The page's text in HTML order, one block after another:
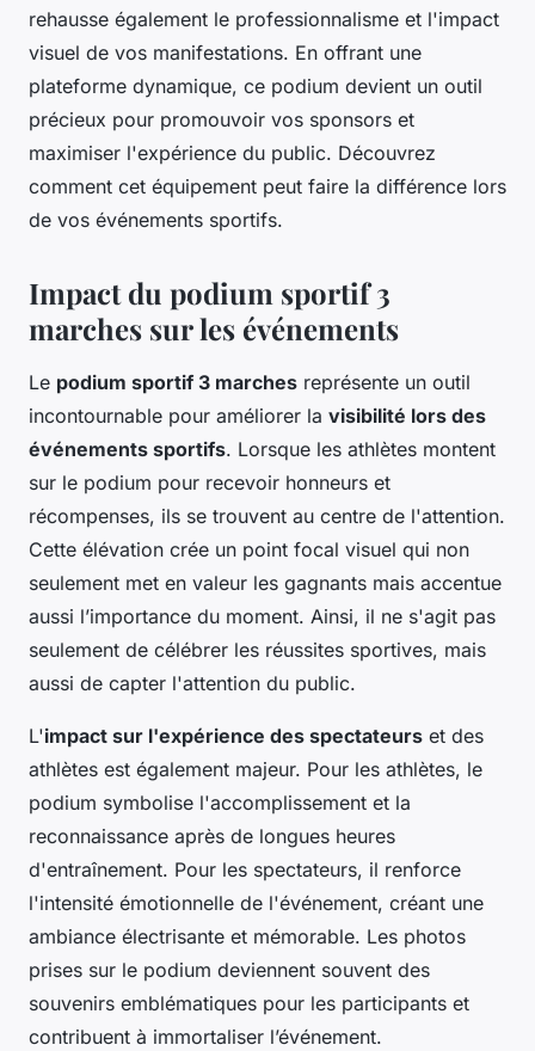
rehausse également le professionnalisme et l'impact
visuel de vos manifestations. En offrant une
plateforme dynamique, ce podium devient un outil
précieux pour promouvoir vos sponsors et
maximiser l'expérience du public. Découvrez
comment cet équipement peut faire la différence lors
de vos événements sportifs.
Impact du podium sportif 3
marches sur les événements
Le podium sportif 3 marches représente un outil
incontournable pour améliorer la visibilité lors des
événements sportifs. Lorsque les athlètes montent
sur le podium pour recevoir honneurs et
récompenses, ils se trouvent au centre de l'attention.
Cette élévation crée un point focal visuel qui non
seulement met en valeur les gagnants mais accentue
aussi l’importance du moment. Ainsi, il ne s'agit pas
seulement de célébrer les réussites sportives, mais
aussi de capter l'attention du public.
L'impact sur l'expérience des spectateurs et des
athlètes est également majeur. Pour les athlètes, le
podium symbolise l'accomplissement et la
reconnaissance après de longues heures
d'entraînement. Pour les spectateurs, il renforce
l'intensité émotionnelle de l'événement, créant une
ambiance électrisante et mémorable. Les photos
prises sur le podium deviennent souvent des
souvenirs emblématiques pour les participants et
contribuent à immortaliser l’événement.